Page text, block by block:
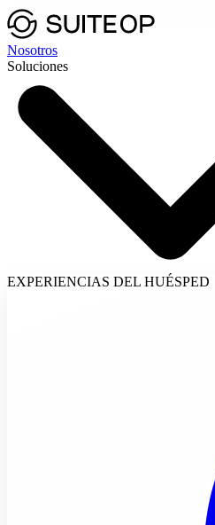
Nosotros
Soluciones
EXPERIENCIAS DEL HUÉSPED